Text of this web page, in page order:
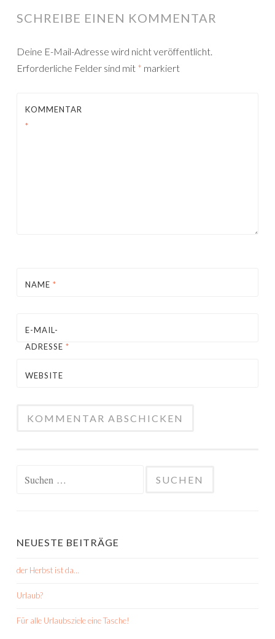
SCHREIBE EINEN KOMMENTAR
Deine E-Mail-Adresse wird nicht veröffentlicht.
Erforderliche Felder sind mit * markiert
KOMMENTAR
*
NAME *
E-MAIL-
ADRESSE *
WEBSITE
NEUESTE BEITRÄGE
der Herbst ist da…
Urlaub?
Für alle Urlaubsziele eine Tasche!